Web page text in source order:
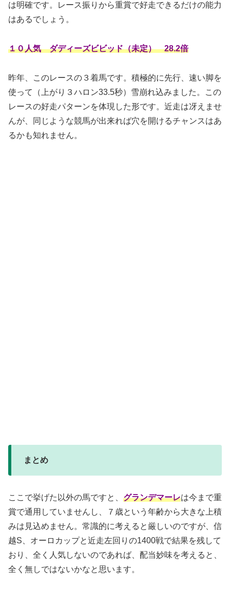
は明確です。レース振りから重賞で好走できるだけの能力
はあるでしょう。
１０人気 ダディーズビビッド（未定） 28.2倍
昨年、このレースの３着馬です。積極的に先行、速い脚を
使って（上がり３ハロン33.5秒）雪崩れ込みました。この
レースの好走パターンを体現した形です。近走は冴えませ
んが、同じような競馬が出来れば穴を開けるチャンスはあ
るかも知れません。
まとめ
ここで挙げた以外の馬ですと、 グランデマーレは今まで重
賞で通用していませんし、７歳という年齢から大きな上積
みは見込めません。常識的に考えると厳しいのですが、信
越S、オーロカップと近走左回りの1400戦で結果を残して
おり、全く人気しないのであれば、配当妙味を考えると、
全く無しではないかなと思います。